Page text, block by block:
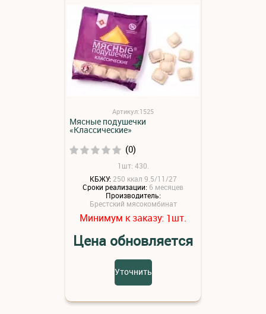
Артикул:1525
Мясные подушечки
«Классические»
(0)
1шт: 430.
КБЖУ: 250 ккал 9.5/11/27
Сроки реализации: 6 месяцев
Производитель:
Брестский мясокомбинат
Минимум к заказу: 1шт.
Цена обновляется
Уточнить